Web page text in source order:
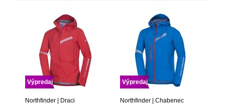
Výpredaj
Northfinder | Draci
Výpredaj
Northfinder | Chabenec